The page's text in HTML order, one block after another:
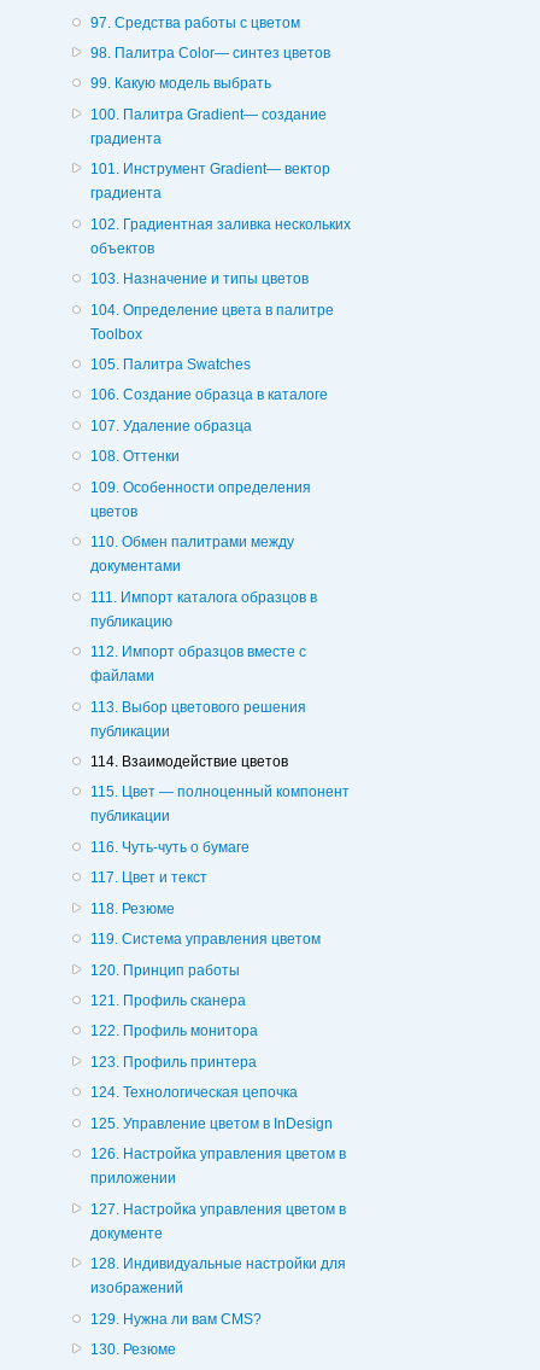
97. Средства работы с цветом
98. Палитра Color— синтез цветов
99. Какую модель выбрать
100. Палитра Gradient— создание
градиента
101. Инструмент Gradient— вектор
градиента
102. Градиентная заливка нескольких
объектов
103. Назначение и типы цветов
104. Определение цвета в палитре
Toolbox
105. Палитра Swatches
106. Создание образца в каталоге
107. Удаление образца
108. Оттенки
109. Особенности определения
цветов
110. Обмен палитрами между
документами
111. Импорт каталога образцов в
публикацию
112. Импорт образцов вместе с
файлами
113. Выбор цветового решения
публикации
114. Взаимодействие цветов
115. Цвет — полноценный компонент
публикации
116. Чуть-чуть о бумаге
117. Цвет и текст
118. Резюме
119. Система управления цветом
120. Принцип работы
121. Профиль сканера
122. Профиль монитора
123. Профиль принтера
124. Технологическая цепочка
125. Управление цветом в InDesign
126. Настройка управления цветом в
приложении
127. Настройка управления цветом в
документе
128. Индивидуальные настройки для
изображений
129. Нужна ли вам CMS?
130. Резюме